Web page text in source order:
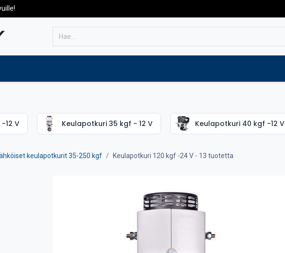
12 V Keulapotkuri 35 kgf - 12 V Keulapotkuri 40 kgf -12 V
keulapotkurit 35-250 kgf Keulapotkuri 120 kgf -24 V- 13 tuotetta